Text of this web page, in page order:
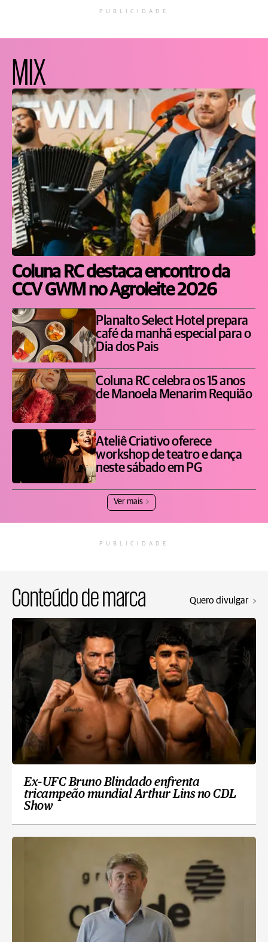
PUBLICIDADE
MIX
Coluna RC destaca encontro da
CCV GWM no Agroleite 2026
Planalto Select Hotel prepara
café da manhã especial para o
Dia dos Pais
Coluna RC celebra os 15 anos
de Manoela Menarim Requião
Ateliê Criativo oferece
workshop de teatro e dança
neste sábado em PG
Ver mais
PUBLICIDADE
Conteúdo de marca Quero divulgar
Ex-UFC Bruno Blindado enfrenta
tricampeão mundial Arthur Lins no CDL
Show